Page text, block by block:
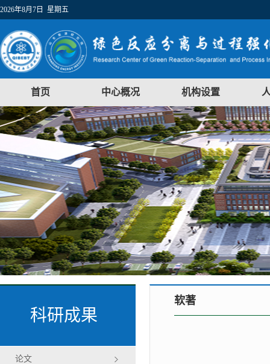
2026年8月7日 星期五
首页 中心概况 机构设置
科研成果
论文
软著